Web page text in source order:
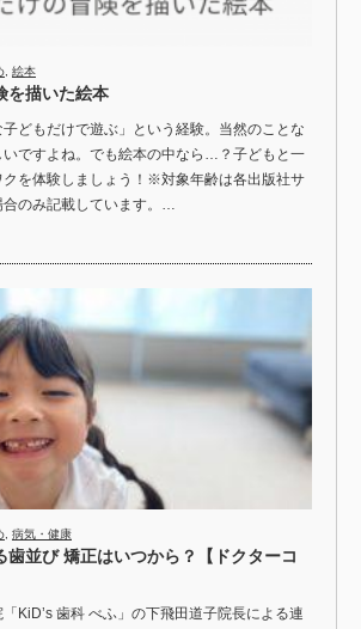
絵本
を描いた絵本
どもだけで遊ぶ」という経験。当然のことな
いですよね。でも絵本の中なら…？子どもと一
クを体験しましょう！※対象年齢は各出版社サ
合のみ記載しています。…
, 病気・健康
歯並び 矯正はいつから？【ドクターコ
KiD’s 歯科 べふ」の下飛田道子院長による連